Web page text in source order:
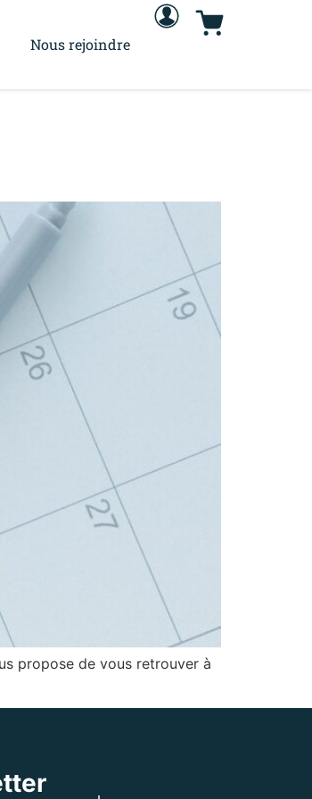
Nous rejoindre
propose de vous retrouver à